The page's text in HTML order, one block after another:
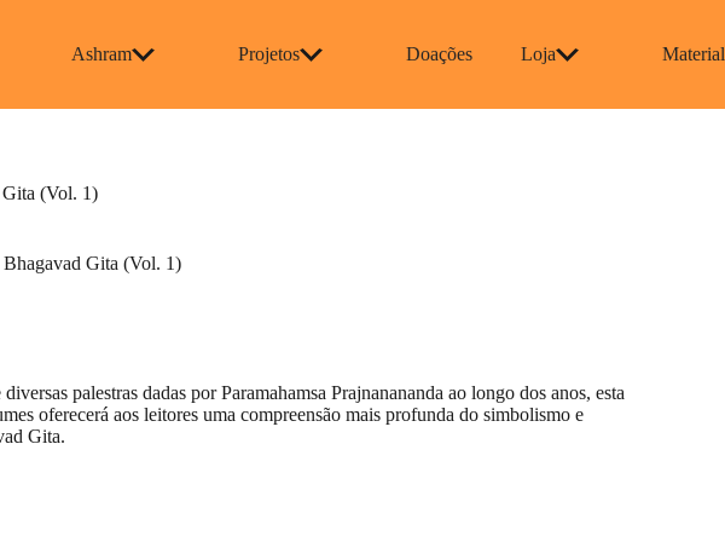
Ashram Projetos Doações Loja Material
Gita (Vol. 1)
Gita (Vol. 1)
palestras dadas por Paramahamsa Prajnanananda ao longo dos anos, esta
oferecerá aos leitores uma compreensão mais profunda do simbolismo e
Gita.